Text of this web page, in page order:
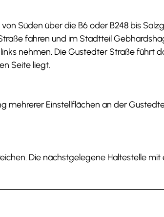
Süden über die B6 oder B248 bis
fahren und im Stadtteil
nehmen. Die Gustedter Straße führt
Seite liegt.
mehrerer Einstellflächen an der
Die nächstgelegene Haltestelle